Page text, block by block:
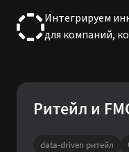
Интегрируем
для компаний,
Ритейл и
data-driven ритейл